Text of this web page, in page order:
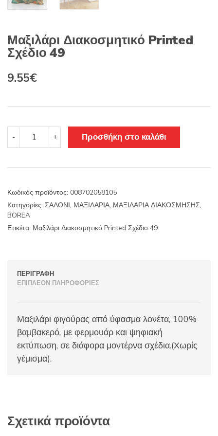
Μαξιλάρι Διακοσμητικό Printed
Σχέδιο 49
Original
11.22€.
9.55€Η
είναι:
9.55€.
-
Μαξιλάρι
Διακοσμητικό
+ Προσθήκη στο καλάθι
Κωδικός προϊόντος: 008702058105
Κατηγορίες: ΣΑΛΟΝΙ, ΜΑΞΙΛΑΡΙΑ, ΜΑΞΙΛΑΡΙΑ ΔΙΑΚΟΣΜΗΣΗΣ,
BOREA
Ετικέτα: Μαξιλάρι Διακοσμητικό Printed Σχέδιο 49
ΠΕΡΙΓΡΑΦΉ
ΕΠΙΠΛΈΟΝ ΠΛΗΡΟΦΟΡΊΕΣ
Μαξιλάρι φιγούρας από ύφασμα λονέτα, 100%
βαμβακερό, με φερμουάρ και ψηφιακή
εκτύπωση, σε διάφορα μοντέρνα σχέδια.(Χωρίς
γέμισμα).
Σχετικά προϊόντα